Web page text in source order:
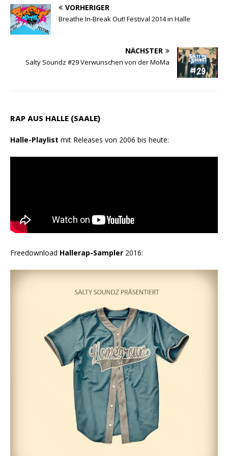
A
p
r
a
o
VORHERIGER
Breathe In-Break Out! Festival 2014 in Halle
NÄCHSTER
Salty Soundz #29 Verwunschen von der MoMa
RAP AUS HALLE (SAALE)
Halle-Playlist mit Releases von 2006 bis heute:
Freedownload Hallerap-Sampler 2016: